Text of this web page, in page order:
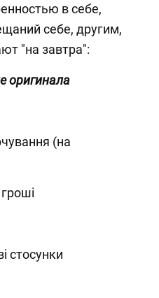
в себе,
себе, другим,
"на завтра":
оригинала
(на
стосунки